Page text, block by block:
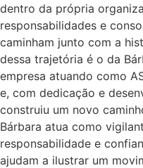
dentro da própria
responsabilidades e
caminham junto com a
dessa trajetória é o da
empresa atuando como
e, com dedicação e
construiu um novo
Bárbara atua como
responsabilidade e
ajudam a ilustrar um